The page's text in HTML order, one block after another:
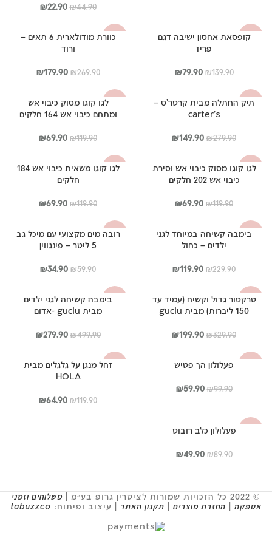
₪44.90
המחיר
₪44.90.
₪22.90
המחיר
₪22.90.
-43%
קופסאת אחסון ישיבה דגם
פריז
₪139.90
המחיר
₪139.90.
₪79.90
המחיר
₪79.90.
-33%
כוורת מודולארית 6 תאים –
ורוד
₪269.90
המחיר
₪269.90.
₪179.90
המחיר
₪179.90.
-46%
תיק החתלה מבית קרטר'ס –
carter's
₪279.90
המחיר
₪279.90.
₪149.90
המחיר
₪149.90.
-42%לגו קוגו מסוק כיבוי אש
ומתחם כיבוי אש 164 חלקים
₪119.90
המחיר
₪119.90.
₪69.90
המחיר
₪69.90.
-42%
לגו קוגו מסוק כיבוי אש וסירת
כיבוי אש 202 חלקים
₪119.90
המחיר
₪119.90.
₪69.90
המחיר
₪69.90.
-42%
לגו קוגו משאית כיבוי אש 184
חלקים
₪119.90
המחיר
₪119.90.
₪69.90
המחיר
₪69.90.
-48%
בימבה קשיחה במיוחד לגני
ילדים – כחול
₪229.90
המחיר
₪229.90.
₪119.90
המחיר
₪119.90.
-42%
רובה מים מקצועי עם מיכל גב
5 ליטר – פינגווין
₪59.90
המחיר
₪59.90.
₪34.90
המחיר
₪34.90.
-39%
טרקטור גדול וקשיח (עמיד עד
150 ליברות) מבית guclu
₪329.90
המחיר
₪329.90.
₪199.90
המחיר
-44%בימבה קשיחה לגני ילדים
מבית guclu -אדום
₪499.90
המחיר
₪499.90.
₪279.90
המחיר
₪279.90.
פעלולון הך פטיש
₪99.90
המחיר₪59.90
המחיר
-46%זחל מנגן על גלגלים מבית
HOLA
₪119.90
המחיר₪64.90
המחיר
פעלולון כלב רובוט
₪89.90
המחיר₪49.90
המחיר
© 2022 כל הזכויות שמורות לציטרין גרופ בע״מ |
משלוחים וזמני
אספקה
החזרת מוצרים תקנון האתר | עיצוב ופיתוח: tabuzzco